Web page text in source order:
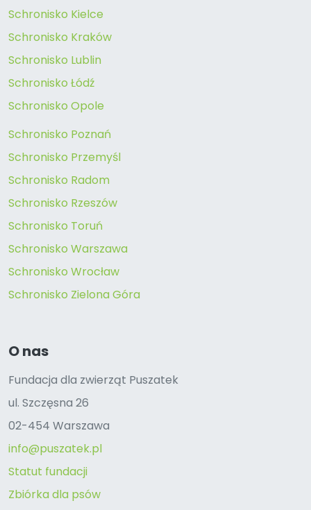
Schronisko Kielce
Schronisko Kraków
Schronisko Lublin
Schronisko Łódź
Schronisko Opole
Schronisko Poznań
Schronisko Przemyśl
Schronisko Radom
Schronisko Rzeszów
Schronisko Toruń
Schronisko Warszawa
Schronisko Wrocław
Schronisko Zielona Góra
O nas
Fundacja dla zwierząt Puszatek
ul. Szczęsna 26
02-454 Warszawa
info@puszatek.pl
Statut fundacji
Zbiórka dla psów